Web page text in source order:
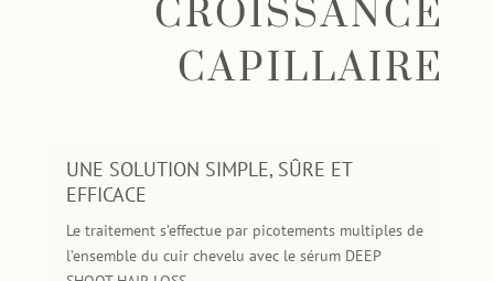
CROISSANCE
CAPILLAIRE
UNE SOLUTION SIMPLE, SÛRE ET
EFFICACE
Le traitement s’effectue par picotements multiples de
l’ensemble du cuir chevelu avec le sérum DEEP